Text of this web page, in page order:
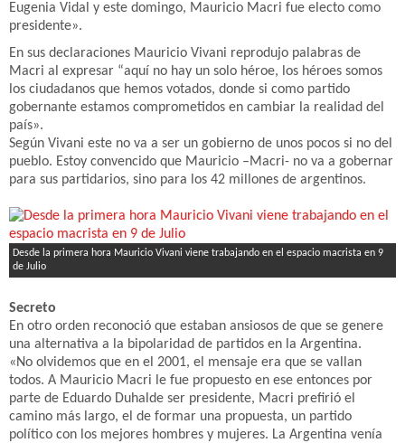
Eugenia Vidal y este domingo, Mauricio Macri fue electo como
presidente».
En sus declaraciones Mauricio Vivani reprodujo palabras de
Macri al expresar “aquí no hay un solo héroe, los héroes somos
los ciudadanos que hemos votados, donde si como partido
gobernante estamos comprometidos en cambiar la realidad del
país».
Según Vivani este no va a ser un gobierno de unos pocos si no del
pueblo. Estoy convencido que Mauricio –Macri- no va a gobernar
para sus partidarios, sino para los 42 millones de argentinos.
Desde la primera hora Mauricio Vivani viene trabajando en el espacio macrista en 9
de Julio
Secreto
En otro orden reconoció que estaban ansiosos de que se genere
una alternativa a la bipolaridad de partidos en la Argentina.
«No olvidemos que en el 2001, el mensaje era que se vallan
todos. A Mauricio Macri le fue propuesto en ese entonces por
parte de Eduardo Duhalde ser presidente, Macri prefirió el
camino más largo, el de formar una propuesta, un partido
político con los mejores hombres y mujeres. La Argentina venía